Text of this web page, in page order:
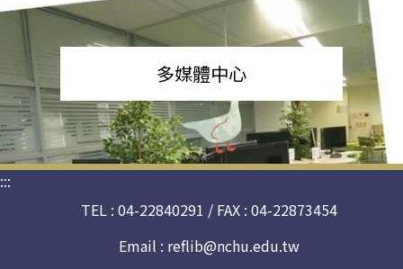
多媒體中心
:::
TEL : 04-22840291 / FAX : 04-22873454
Email : reflib@nchu.edu.tw